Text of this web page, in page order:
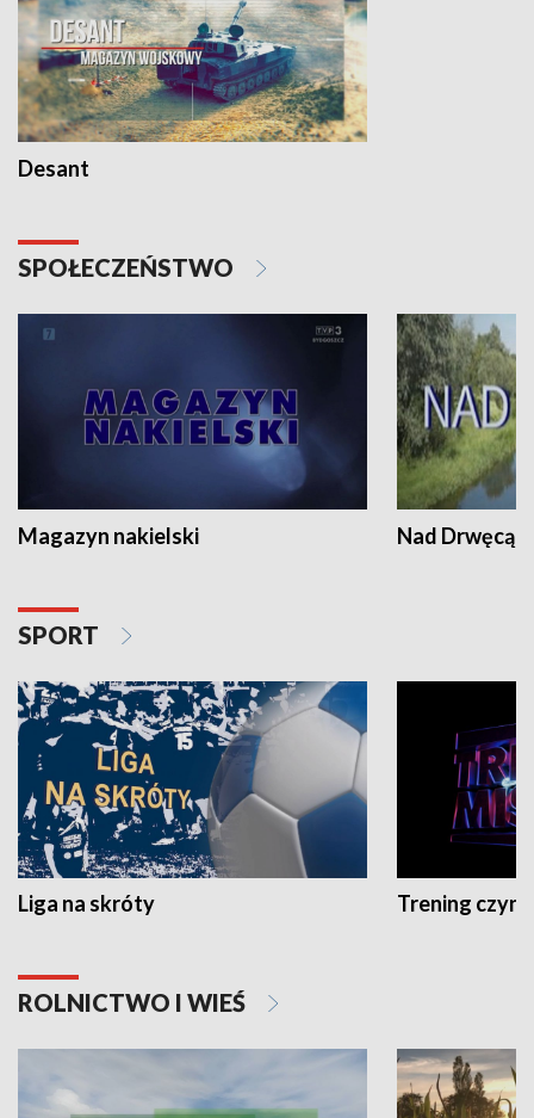
Desant
SPOŁECZEŃSTWO
Magazyn nakielski Nad Drwęcą
SPORT
Liga na skróty Trening czyni
ROLNICTWO I WIEŚ